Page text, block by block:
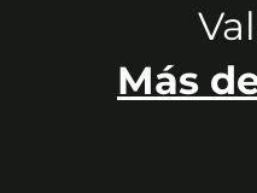
Más